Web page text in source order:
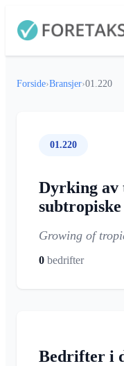
Forside›Bransjer›01.220
01.220
Dyrking av
Growing of
0 bedrifter
Bedrifter i